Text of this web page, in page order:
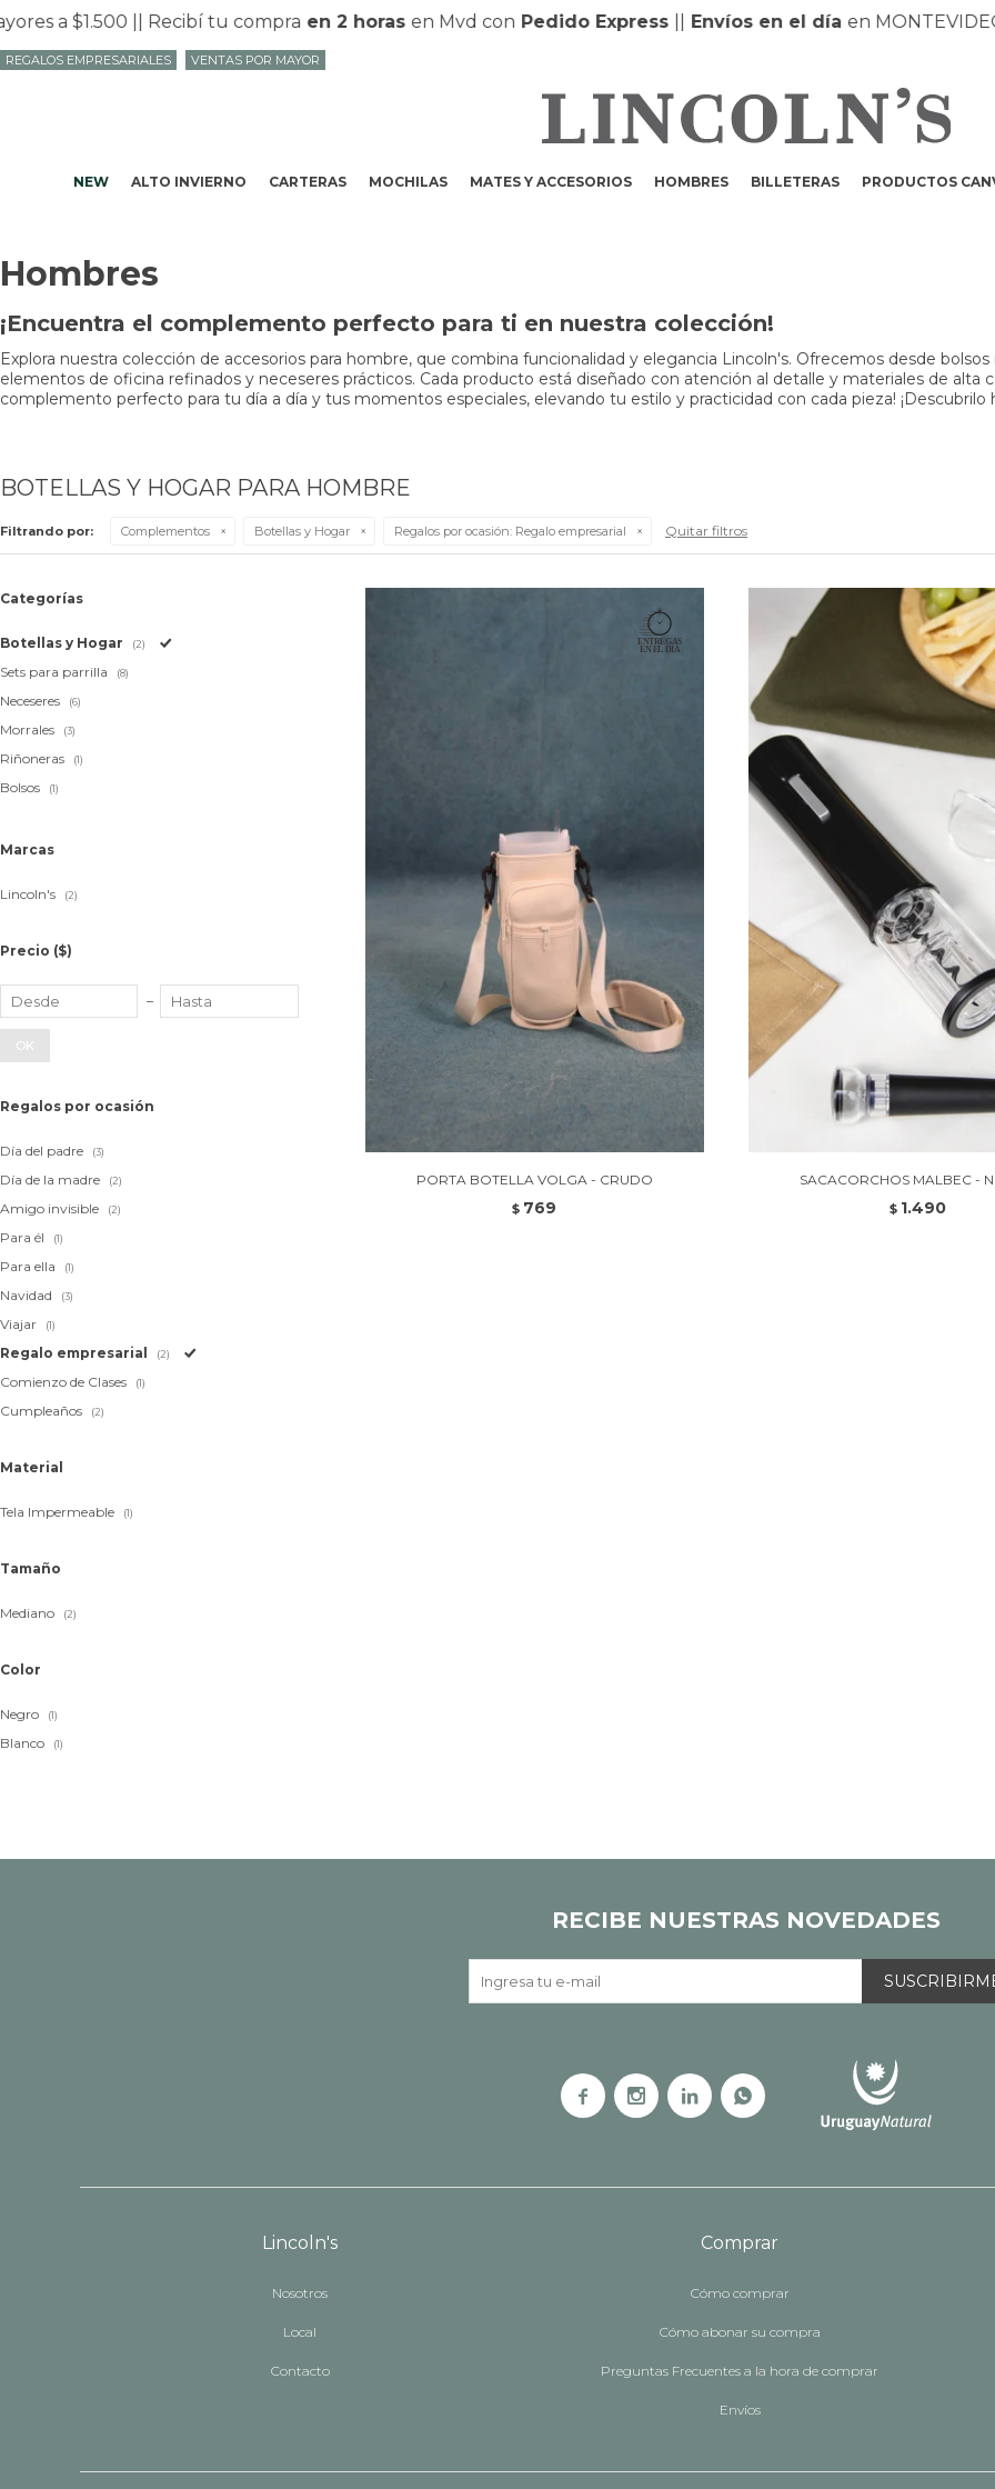
a $1.500 || Recibí tu compraen 2 horasen Mvd conPedido Express||Envíos en el díaen MONTEVIDEO
NEW ALTO INVIERNO CARTERAS MOCHILAS MATES Y ACCESORIOS HOMBRES BILLETERAS PRODUCTOS
REGALOS EMPRESARIALES VENTAS POR MAYOR
Hombres
¡Encuentra el complemento perfecto para ti en nuestra colección!
Explora nuestra colección de accesorios para hombre, que combina funcionalidad y elegancia Lincoln's. Ofrecemos desde
elementos de oficina refinados y neceseres prácticos. Cada producto está diseñado con atención al detalle y materiales de alta
complemento perfecto para tu día a día y tus momentos especiales, elevando tu estilo y practicidad con cada pieza! ¡Descubrilo
BOTELLAS Y HOGAR PARA HOMBRE
Filtrando por: Complementos Botellas y Hogar Regalos por ocasión: Regalo empresarial Quitar filtros
PORTA BOTELLA VOLGA - CRUDO
$ 769
SACACORCHOS MALBEC -
$ 1.490
Categorías
Botellas y Hogar (2)
Sets para parrilla (8)
Neceseres (6)
Morrales (3)
Riñoneras (1)
Bolsos (1)
Marcas
Lincoln's (2)
Precio ($)
OK
Regalos por ocasión
Día del padre (3)
Día de la madre (2)
Amigo invisible (2)
Para él (1)
Para ella (1)
Navidad (3)
Viajar (1)
Regalo empresarial (2)
Comienzo de Clases (1)
Cumpleaños (2)
Material
Tela Impermeable (1)
Tamaño
Mediano (2)
Color
Negro (1)
Blanco (1)
Lincoln's
Nosotros
Local
Contacto
Comprar
Cómo comprar
Cómo abonar su compra
Preguntas Frecuentes a la hora de comprar
Envíos
RECIBE NUESTRAS NOVEDADES
   